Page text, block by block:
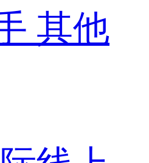
其他